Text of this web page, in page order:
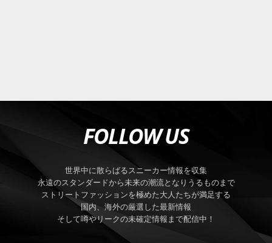
FOLLOW US
世界中に散らばるスニーカー情報を収集
永遠のスタンダードから未来の潮流となりうるものまで
ストリートファッションを極めた大人たちが満足する
国内、海外の厳選した最新情報
そして噂やリークの未確定情報まで配信中！